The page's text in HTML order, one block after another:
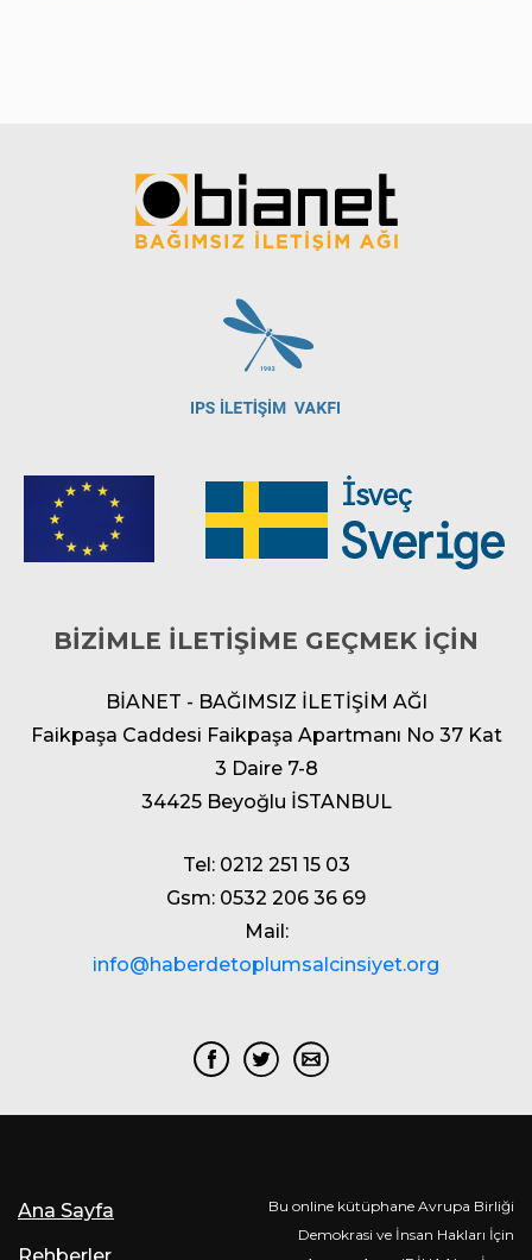
BİZİMLE İLETİŞİME GEÇMEK İÇİN
BİANET - BAĞIMSIZ İLETİŞİM AĞI
Faikpaşa Caddesi Faikpaşa Apartmanı No 37 Kat
3 Daire 7-8
34425 Beyoğlu İSTANBUL
Tel: 0212 251 15 03
Gsm: 0532 206 36 69
Mail:
info@haberdetoplumsalcinsiyet.org
Ana Sayfa
Bu online kütüphane Avrupa Birliği
Demokrasi ve İnsan Hakları İçin